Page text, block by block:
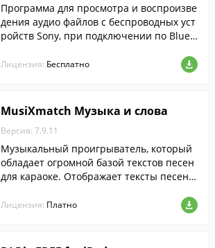
Программа для просмотра и воспроизве
дения аудио файлов с беспроводных уст
ройств Sony, при подключении по Bluet
Лицензия: Бесплатно
MusiXmatch Музыка и слова
Версия: 7.9.11
Музыкальный проигрыватель, который
обладает огромной базой текстов песен
для караоке. Отображает тексты песен в
Apple Music.
Лицензия: Платно